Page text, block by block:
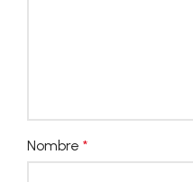
Nombre *